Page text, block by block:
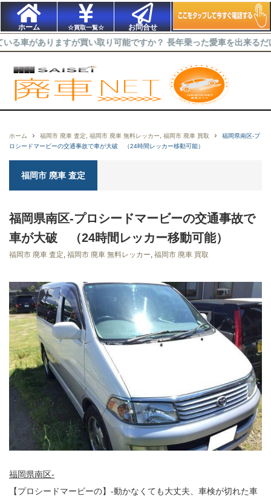
ホーム ☆買取一覧☆ お問合せ
ますが買い取り可能ですか？ 長年乗った愛車を出来るだけ高く買
ホーム 福岡市 廃車 査定 福岡市 廃車 無料レッカー 福岡市 廃車 買取
福岡県南区-プ
ロシードマービーの交通事故で車が大破 （24時間レッカー移動可能）
福岡市 廃車 査定
福岡県南区-プロシードマービーの交通事故で
車が大破 （24時間レッカー移動可能）
福岡市 廃車 査定, 福岡市 廃車 無料レッカー, 福岡市 廃車 買取
福岡県南区-
【プロシードマービーの】-動かなくても大丈夫、車検が切れた車